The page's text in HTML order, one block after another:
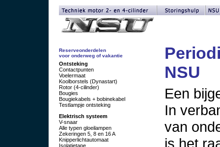
Reserveonderdelen
voor onderweg of vakantie
Ontsteking
Contactpunten
Voelermaat
Koolborstels (Dynastart)
Rotor (4-cilinder)
Bougies
Bougiekabels + bobinekabel
Testlampje ontsteking
Elektrisch systeem
V-snaar
Alle typen gloeilampen
Zekeringen 5, 8 en 16 A
Knipperlichtautomaat
Isolatietape
NSU
Een
In
van
is het